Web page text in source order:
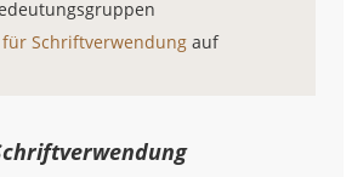
für Schriftverwendungauf